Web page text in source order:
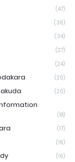
(47)
(36)
(34)
(27)
(24)
(20)
(20)
(18)
(17)
(16)
(16)